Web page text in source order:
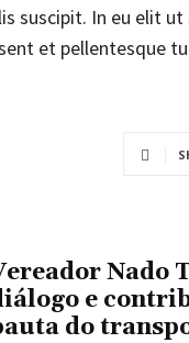
suscipit. In eu elit
et pellentesque
Nado
e
do